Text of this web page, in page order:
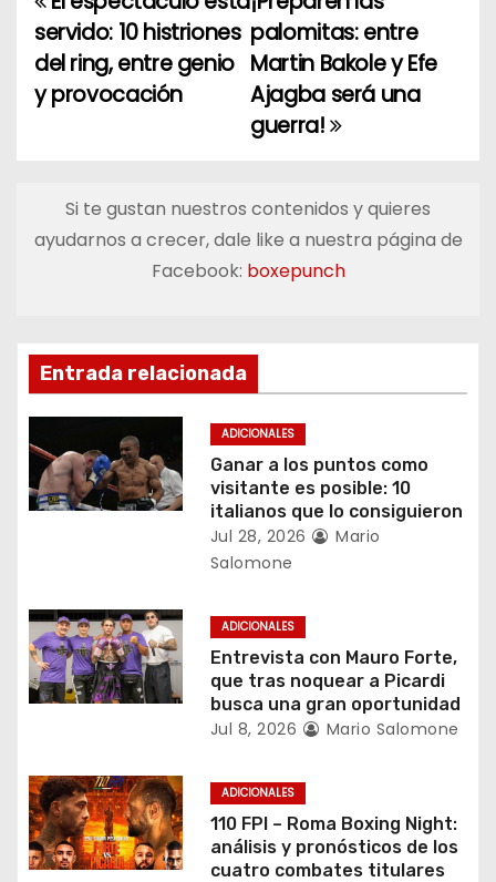
N
a
v
a
ó
n
d
e
n
t
r
d
a
palomitas: entre
Martin Bakole y Efe
Ajagba será una
guerra!
servido: 10 histriones
del ring, entre genio
y provocación
Si te gustan nuestros contenidos y quieres
ayudarnos a crecer, dale like a nuestra página de
Facebook: boxepunch
Entrada relacionada
ADICIONALES
Ganar a los puntos como
visitante es posible: 10
italianos que lo consiguieron
Jul 28, 2026
Mario
Salomone
ADICIONALES
Entrevista con Mauro Forte,
que tras noquear a Picardi
busca una gran oportunidad
Jul 8, 2026 Mario Salomone
ADICIONALES
110 FPI – Roma Boxing Night:
análisis y pronósticos de los
cuatro combates titulares